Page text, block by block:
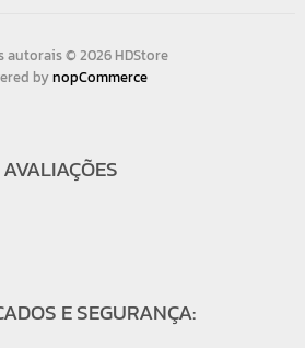
autorais © 2026 HDStore
bynopCommerce
AVALIAÇÕES
E SEGURANÇA: